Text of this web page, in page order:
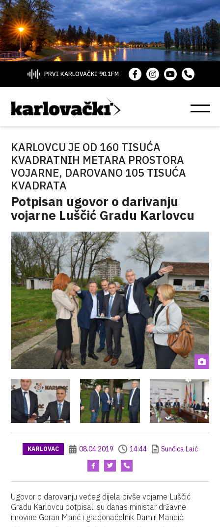
PRVI KARLOVAČKI 90.1FM
KARLOVCU JE OD 160 TISUĆA
KVADRATNIH METARA PROSTORA
VOJARNE, DAROVANO 105 TISUĆA
KVADRATA
Potpisan ugovor o darivanju
vojarne Luščić Gradu Karlovcu
KARLOVAC 08.04.2019 14:44 Sunčica Laić
Ugovor o darovanju većeg dijela bivše vojarne Luščić
Gradu Karlovcu potpisali su danas ministar državne
imovine Goran Marić i gradonačelnik Damir Mandić.